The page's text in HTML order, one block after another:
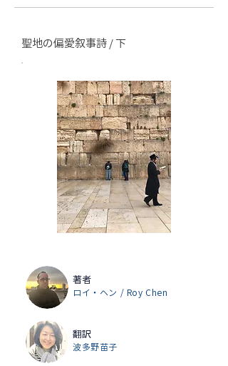
聖地の偏愛叙事詩 / 下
ロイ・ヘン / Roy Chen
著者
波多野苗子
翻訳